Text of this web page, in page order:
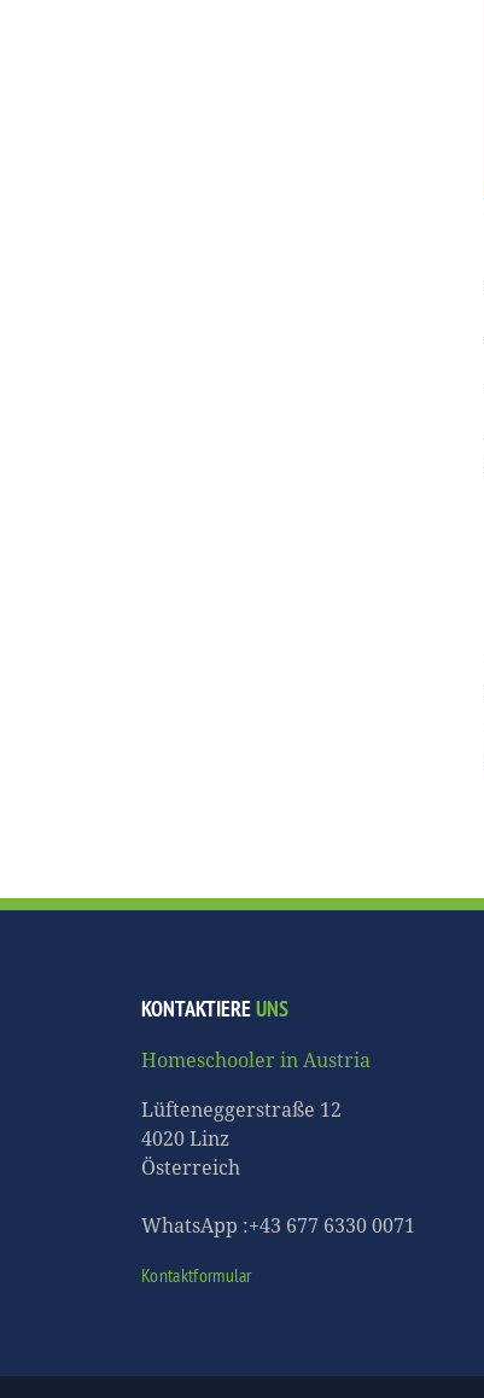
KONTAKTIEREUNS
Homeschooler in Austria
Lüfteneggerstraße 12
4020 Linz
Österreich
WhatsApp :+43 677 6330 0071
Kontaktformular